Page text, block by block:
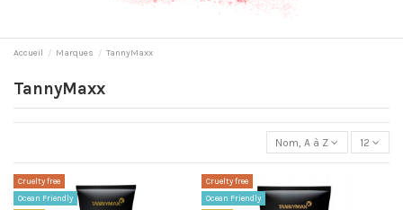
Accueil Marques TannyMaxx
TannyMaxx
Nom, A à Z 12
Cruelty free
Ocean Friendly
Cruelty free
Ocean Friendly